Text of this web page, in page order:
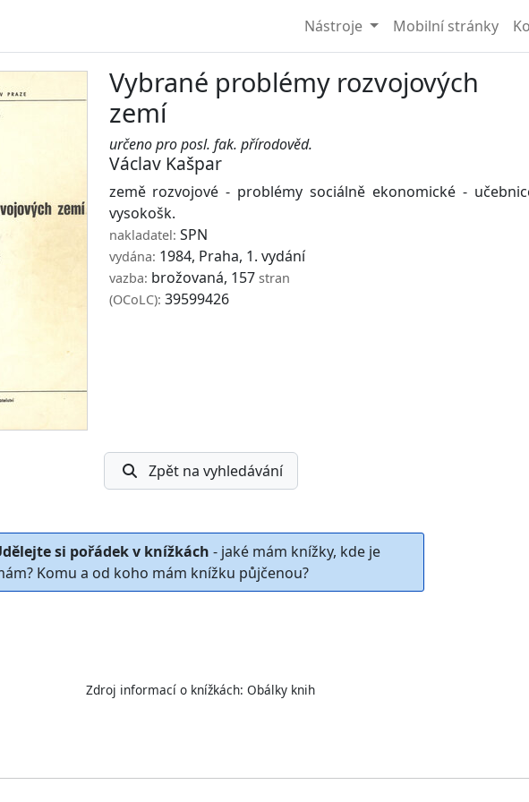
Nástroje Mobilní stránky
Vybrané problémy rozvojových
zemí
určeno pro posl. fak. přírodověd.
Václav Kašpar
země rozvojové - problémy sociálně ekonomické -
vysokošk.
nakladatel: SPN
vydána: 1984, Praha, 1. vydání
vazba: brožovaná, 157 stran
(OCoLC): 39599426
Zpět na vyhledávání
si pořádek v knížkách - jaké mám knížky, kde je
Komu a od koho mám knížku půjčenou?
Zdroj informací o knížkách: Obálky knih